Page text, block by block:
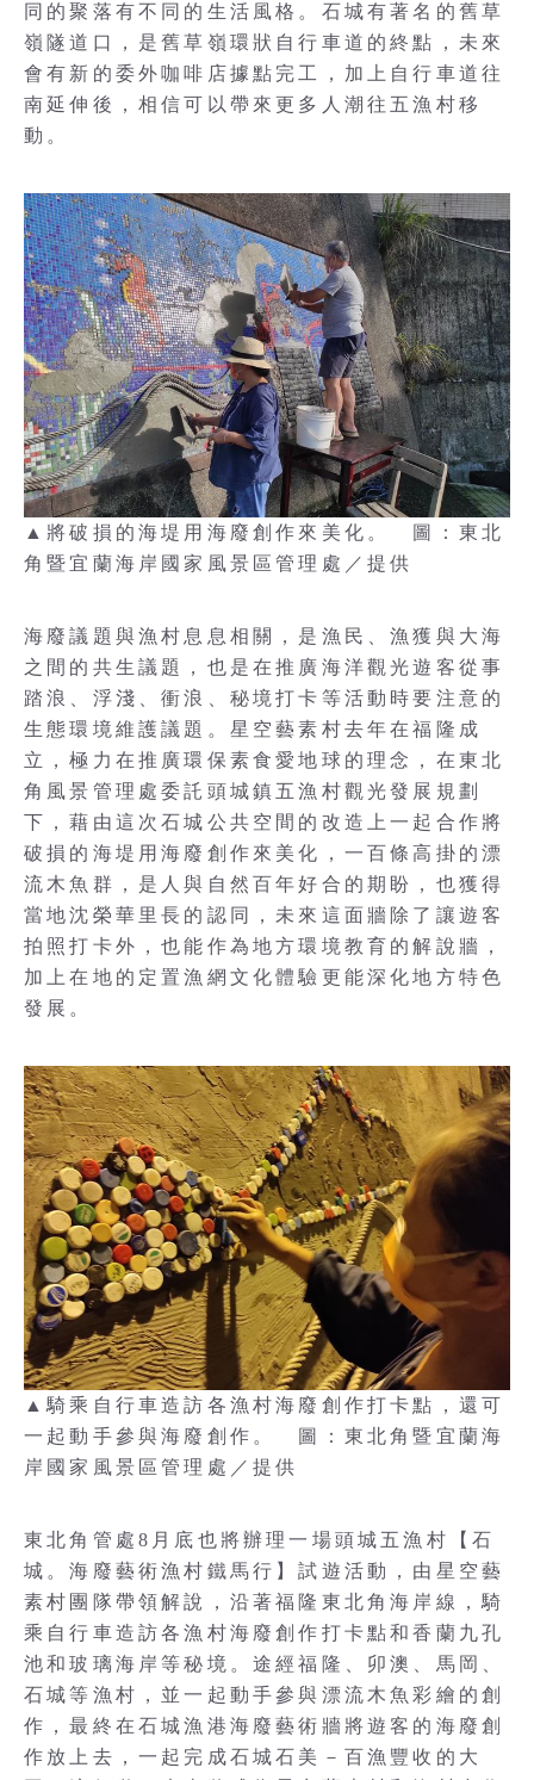
同的聚落有不同的生活風格。石城有著名的舊草
嶺隧道口，是舊草嶺環狀自行車道的終點，未來
會有新的委外咖啡店據點完工，加上自行車道往
南延伸後，相信可以帶來更多人潮往五漁村移
動。
▲將破損的海堤用海廢創作來美化。 圖：東北
角暨宜蘭海岸國家風景區管理處／提供
海廢議題與漁村息息相關，是漁民、漁獲與大海
之間的共生議題，也是在推廣海洋觀光遊客從事
踏浪、浮淺、衝浪、秘境打卡等活動時要注意的
生態環境維護議題。星空藝素村去年在福隆成
立，極力在推廣環保素食愛地球的理念，在東北
角風景管理處委託頭城鎮五漁村觀光發展規劃
下，藉由這次石城公共空間的改造上一起合作將
破損的海堤用海廢創作來美化，一百條高掛的漂
流木魚群，是人與自然百年好合的期盼，也獲得
當地沈榮華里長的認同，未來這面牆除了讓遊客
拍照打卡外，也能作為地方環境教育的解說牆，
加上在地的定置漁網文化體驗更能深化地方特色
發展。
▲騎乘自行車造訪各漁村海廢創作打卡點，還可
一起動手參與海廢創作。 圖：東北角暨宜蘭海
岸國家風景區管理處／提供
東北角管處8月底也將辦理一場頭城五漁村【石
城。海廢藝術漁村鐵馬行】試遊活動，由星空藝
素村團隊帶領解說，沿著福隆東北角海岸線，騎
乘自行車造訪各漁村海廢創作打卡點和香蘭九孔
池和玻璃海岸等秘境。途經福隆、卯澳、馬岡、
石城等漁村，並一起動手參與漂流木魚彩繪的創
作，最終在石城漁港海廢藝術牆將遊客的海廢創
作放上去，一起完成石城石美－百漁豐收的大